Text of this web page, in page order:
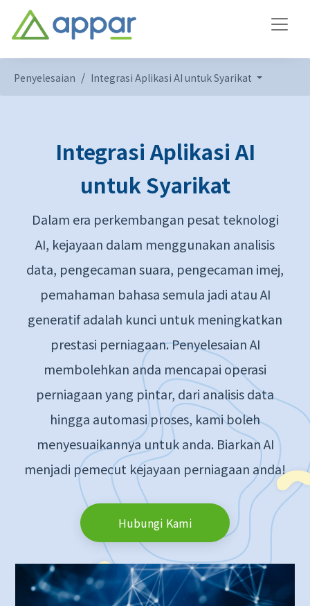
Penyelesaian Integrasi Aplikasi AI untuk Syarikat
Integrasi Aplikasi AI
untuk Syarikat
Dalam era perkembangan pesat teknologi
AI, kejayaan dalam menggunakan analisis
data, pengecaman suara, pengecaman imej,
pemahaman bahasa semula jadi atau AI
generatif adalah kunci untuk meningkatkan
prestasi perniagaan. Penyelesaian AI
membolehkan anda mencapai operasi
perniagaan yang pintar, dari analisis data
hingga automasi proses, kami boleh
menyesuaikannya untuk anda. Biarkan AI
menjadi pemecut kejayaan perniagaan anda!
Hubungi Kami